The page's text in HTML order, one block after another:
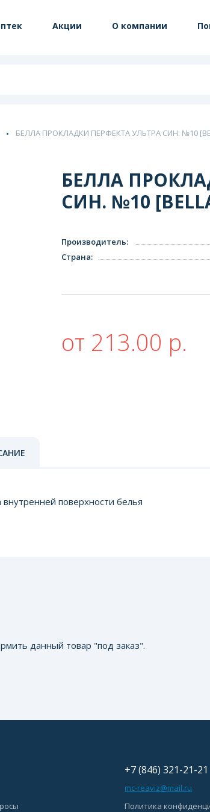
Акции О компании
БЕЛЛА ПРОКЛАДКИ ПЕРФЕКТА УЛЬТРА СИН. №10
БЕЛЛА
СИН. №10
Производитель:
Страна:
от 213.00 р.
внутренней поверхности белья
данный товар "под заказ".
+7 (846) 321-21-21
mc-reaviz@mail.ru
Политика